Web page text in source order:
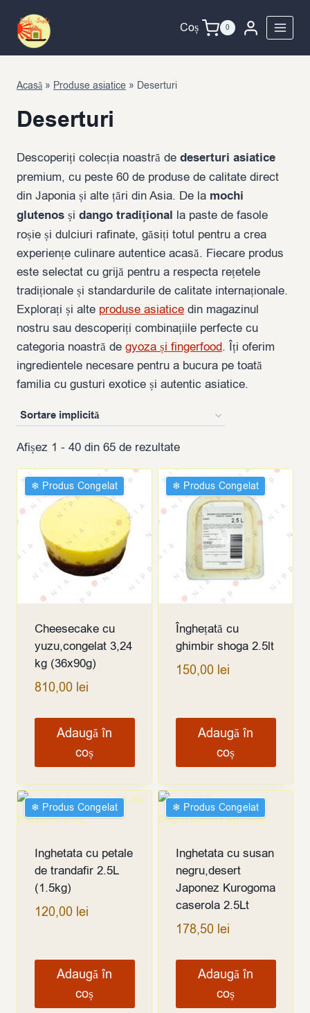
content
Coș 0
Acasă » Produse asiatice » Deserturi
Deserturi
Descoperiți colecția noastră de deserturi asiatice
premium, cu peste 60 de produse de calitate direct
din Japonia și alte țări din Asia. De la mochi
glutenos și dango tradițional la paste de fasole
roșie și dulciuri rafinate, găsiți totul pentru a crea
experiențe culinare autentice acasă. Fiecare produs
este selectat cu grijă pentru a respecta rețetele
tradiționale și standardurile de calitate internaționale.
Explorați și alte produse asiatice din magazinul
nostru sau descoperiți combinațiile perfecte cu
categoria noastră de gyoza și fingerfood. Îți oferim
ingredientele necesare pentru a bucura pe toată
familia cu gusturi exotice și autentic asiatice.
Afișez 1 - 40 din 65 de rezultate
❄︎ Produs Congelat
Cheesecake cu
yuzu,congelat 3,24
kg (36x90g)
810,00 lei
Adaugă în
coș
❄︎ Produs Congelat
Înghețată cu
ghimbir shoga 2.5lt
150,00 lei
Adaugă în
coș
❄︎ Produs Congelat
Inghetata cu petale
de trandafir 2.5L
(1.5kg)
120,00 lei
Adaugă în
coș
❄︎ Produs Congelat
Inghetata cu susan
negru,desert
Japonez Kurogoma
caserola 2.5Lt
178,50 lei
Adaugă în
coș